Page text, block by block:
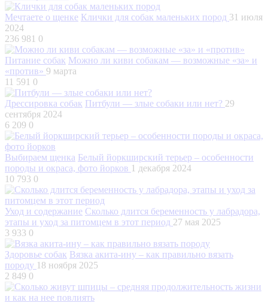
Мечтаете о щенке Клички для собак маленьких пород 31 июля
2024
236 981 0
Питание собак Можно ли киви собакам — возможные «за» и
«против» 9 марта
11 591 0
Дрессировка собак Питбули — злые собаки или нет? 29
сентября 2024
6 209 0
Выбираем щенка Белый йоркширский терьер – особенности
породы и окраса, фото йорков 1 декабря 2024
10 793 0
Уход и содержание Сколько длится беременность у лабрадора,
этапы и уход за питомцем в этот период 27 мая 2025
3 933 0
Здоровье собак Вязка акита-ину – как правильно вязать
породу 18 ноября 2025
2 849 0